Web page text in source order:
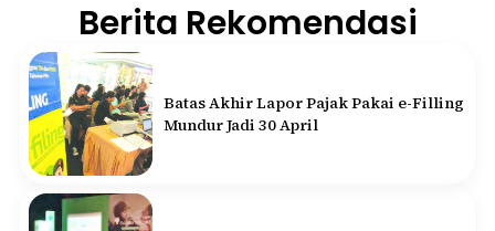
Berita Rekomendasi
Batas Akhir Lapor Pajak Pakai e-Filling
Mundur Jadi 30 April